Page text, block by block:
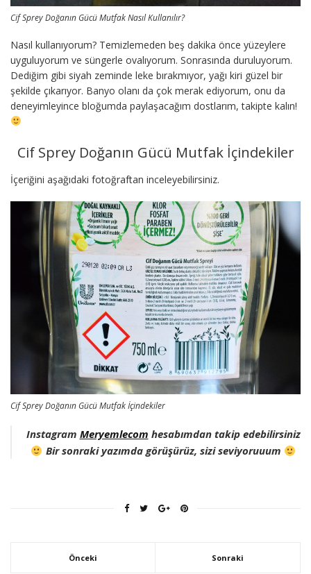
Cif Sprey Doğanın Gücü Mutfak Nasıl Kullanılır?
Nasıl kullanıyorum? Temizlemeden beş dakika önce yüzeylere
uyguluyorum ve süngerle ovalıyorum. Sonrasında duruluyorum.
Dediğim gibi siyah zeminde leke bırakmıyor, yağı kiri güzel bir
şekilde çıkarıyor. Banyo olanı da çok merak ediyorum, onu da
deneyimleyince bloğumda paylaşacağım dostlarım, takipte kalın!
Cif Sprey Doğanın Gücü Mutfak İçindekiler
İçeriğini aşağıdaki fotoğraftan inceleyebilirsiniz.
Cif Sprey Doğanın Gücü Mutfak İçindekiler
Instagram Meryemlecom hesabımdan takip edebilirsiniz
Bir sonraki yazımda görüşürüz, sizi seviyoruuum
Önceki Sonraki